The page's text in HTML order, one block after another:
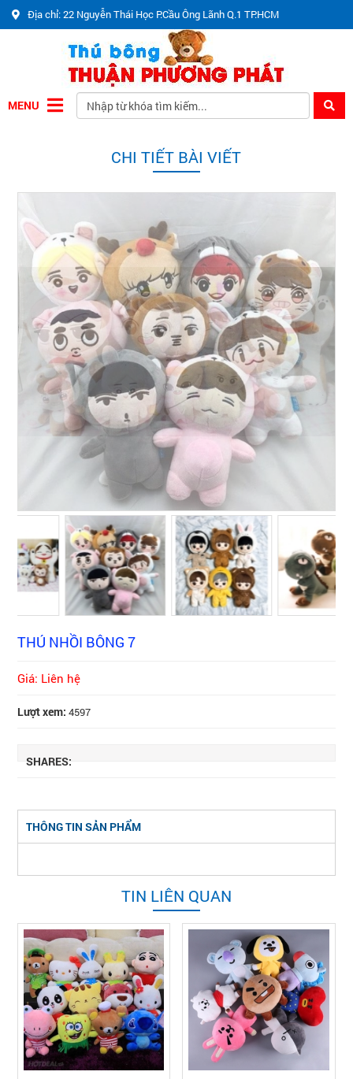
Địa chỉ: 22 Nguyễn Thái Học P.Cầu Ông Lãnh Q.1 TP.HCM
MENU
CHI TIẾT BÀI VIẾT
THÚ NHỒI BÔNG 7
Giá: Liên hệ
Lượt xem: 4597
SHARES:
THÔNG TIN SẢN PHẨM
TIN LIÊN QUAN